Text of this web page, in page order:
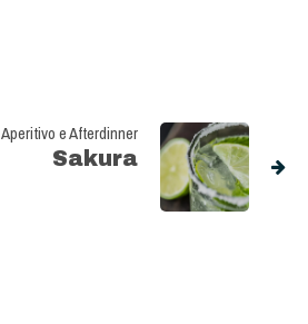
Aperitivo e Afterdinner
Sakura